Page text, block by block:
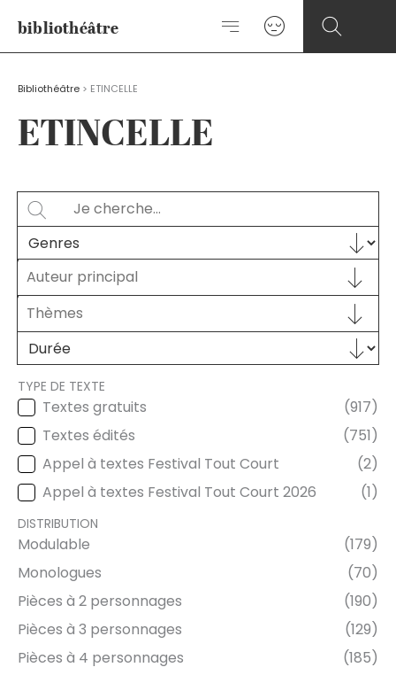
contenu
bibliothéâtre
Bibliothéâtre > ETINCELLE
ETINCELLE
SEARCH
Rechercher
GENRES
Sélectionnez le contenu
AUTEUR PRINCIPAL
Auteur principal
Auteur principal
THÈMES
Sélectionnez le contenu
Sélectionnez le contenu
DURÉE
Sélectionnez le contenu
TYPE DE TEXTE
TYPE DE TEXTE
Textes gratuits
(917)
Textes édités
(751)
Appel à textes Festival Tout Court
(2)
Appel à textes Festival Tout Court 2026
(1)
DISTRIBUTION
Modulable
(179)
Monologues
(70)
Pièces à 2 personnages
(190)
Pièces à 3 personnages
(129)
Pièces à 4 personnages
(185)